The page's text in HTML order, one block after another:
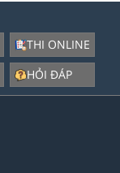
THI ONLINE
HỎI ĐÁP